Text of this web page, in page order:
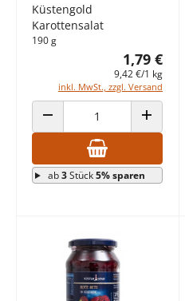
Küstengold
Karottensalat
190 g
1,79 €
9,42 €/1 kg
inkl. MwSt., zzgl. Versand
ANZAHL VERRINGERN ANZAHL
ab3Stück5% sparen